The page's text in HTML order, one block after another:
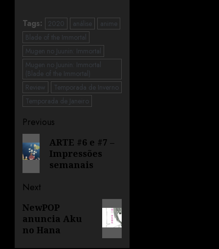
Tags: 2020 análise
anime
Blade of the Immortal
Mugen no Juunin: Immortal
Mugen no Juunin: Immortal
(Blade of the Immortal)
Review
Temporada de Inverno
Temporada de Janeiro
Previous
ARTE #6 e #7 –
Impressões
semanais
Next
NewPOP
anuncia Aku
no Hana